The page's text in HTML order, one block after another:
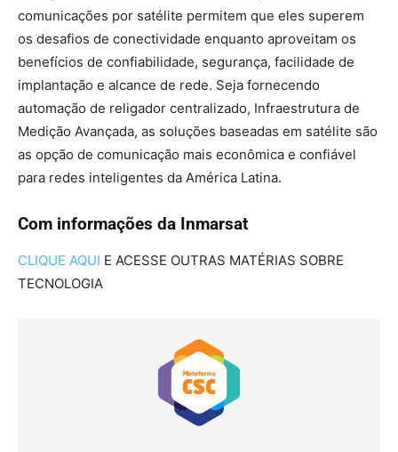
comunicações por satélite permitem que eles superem
os desafios de conectividade enquanto aproveitam os
benefícios de confiabilidade, segurança, facilidade de
implantação e alcance de rede. Seja fornecendo
automação de religador centralizado, Infraestrutura de
Medição Avançada, as soluções baseadas em satélite são
as opção de comunicação mais econômica e confiável
para redes inteligentes da América Latina.
Com informações da Inmarsat
CLIQUE AQUI E ACESSE OUTRAS MATÉRIAS SOBRE
TECNOLOGIA